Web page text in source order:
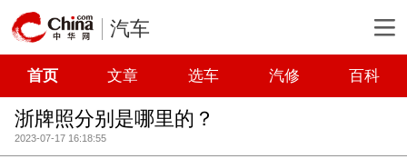
汽车
首页 文章 选车 汽修 百科
浙牌照分别是哪里的？
2023-07-17 16:18:55